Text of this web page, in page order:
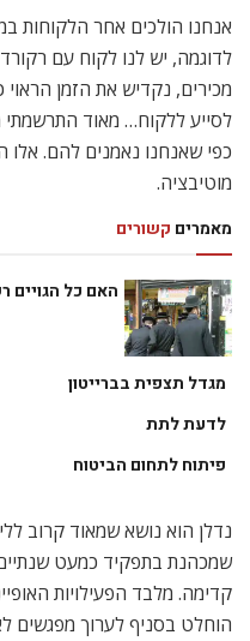
אנחנו הולכים אחר הלקוחות
לדוגמה, יש לנו לקוח עם
מכירים, נקדיש את הזמן
לסייע ללקוח… מאוד התרשמתי
כפי שאנחנו נאמנים להם. אלו
מוטיבציה.
מאמרים קשורים
האם כל הגויים
מגדל תצפית בברייטון
לדעת לתת
פיתוח לתחום הביטוח
נדלן הוא נושא שמאוד קרוב
שמכהנת בתפקיד כמעט
קדימה. מלבד הפעילויות
הוחלט בסניף לערוך מפגשים